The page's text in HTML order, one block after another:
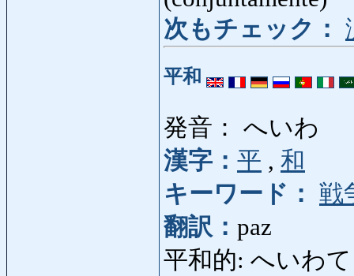
次もチェック：
平和
発音： へいわ
漢字： 平 , 和
キーワード： 戦
翻訳： paz
平和的: へいわ